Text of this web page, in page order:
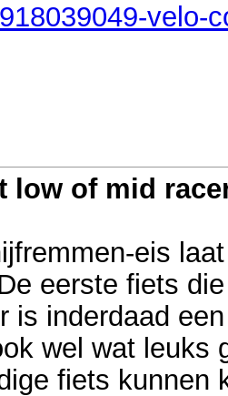
velo-
low of mid
eis
eerste fiets
is inderdaad
wel wat leuks
fiets kunnen